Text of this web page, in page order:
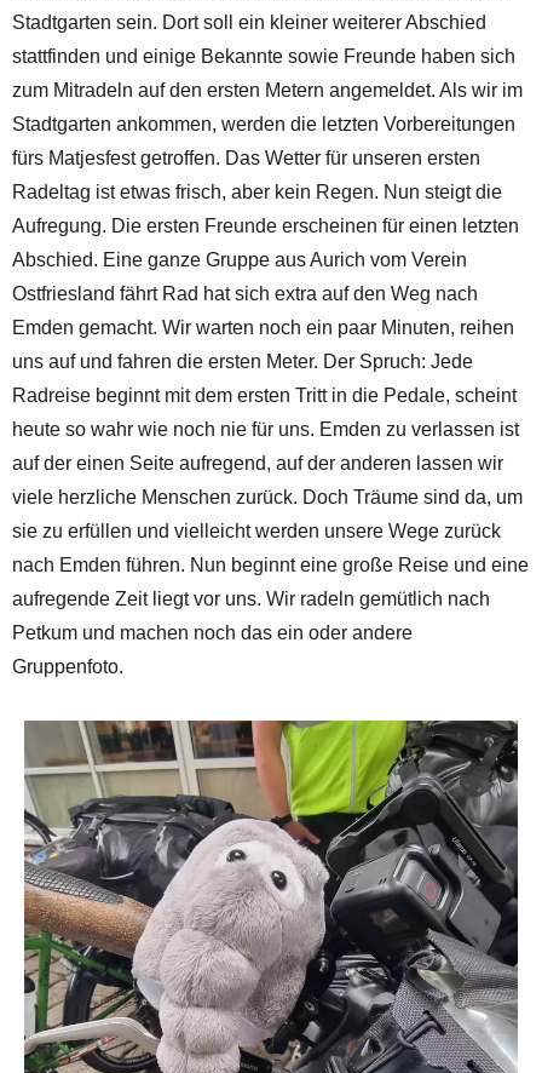
Stadtgarten sein. Dort soll ein kleiner weiterer Abschied
stattfinden und einige Bekannte sowie Freunde haben sich
zum Mitradeln auf den ersten Metern angemeldet. Als wir im
Stadtgarten ankommen, werden die letzten Vorbereitungen
fürs Matjesfest getroffen. Das Wetter für unseren ersten
Radeltag ist etwas frisch, aber kein Regen. Nun steigt die
Aufregung. Die ersten Freunde erscheinen für einen letzten
Abschied. Eine ganze Gruppe aus Aurich vom Verein
Ostfriesland fährt Rad hat sich extra auf den Weg nach
Emden gemacht. Wir warten noch ein paar Minuten, reihen
uns auf und fahren die ersten Meter. Der Spruch: Jede
Radreise beginnt mit dem ersten Tritt in die Pedale, scheint
heute so wahr wie noch nie für uns. Emden zu verlassen ist
auf der einen Seite aufregend, auf der anderen lassen wir
viele herzliche Menschen zurück. Doch Träume sind da, um
sie zu erfüllen und vielleicht werden unsere Wege zurück
nach Emden führen. Nun beginnt eine große Reise und eine
aufregende Zeit liegt vor uns. Wir radeln gemütlich nach
Petkum und machen noch das ein oder andere
Gruppenfoto.